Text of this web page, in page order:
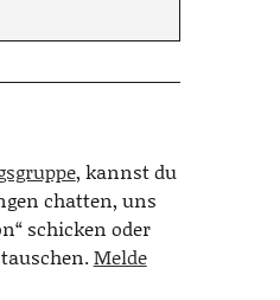
, kannst du
chatten, uns
schicken oder
Melde